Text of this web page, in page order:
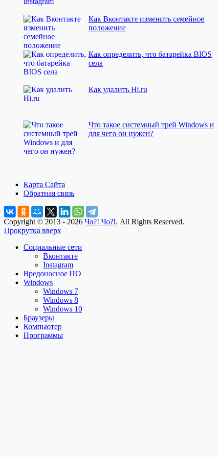
Как Вконтакте изменить семейное
положение
Как определить, что батарейка BIOS
села
Как удалить Hi.ru
Что такое системный трей Windows и
для чего он нужен?
Карта Сайта
Обратная связь
Copyright © 2013 - 2026 Чо?! Чо?!. All Rights Reserved.
Прокрутка вверх
Социальные сети
Вконтакте
Instagram
Вредоносное ПО
Windows
Windows 7
Windows 8
Windows 10
Браузеры
Компьютер
Программы